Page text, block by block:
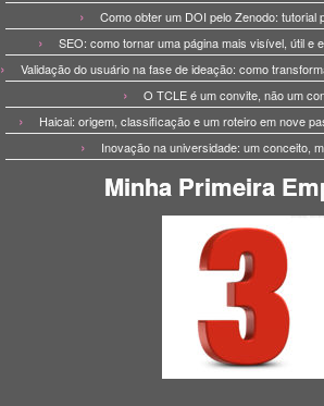
Como obter um DOI pelo Zenodo: tutorial
SEO: como tornar uma página mais visível, útil e
Validação do usuário na fase de ideação: como
O TCLE é um convite, não um
Haicai: origem, classificação e um roteiro em nove
Inovação na universidade: um conceito,
Minha Primeira